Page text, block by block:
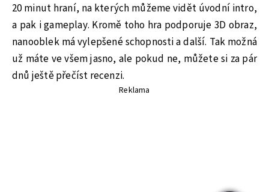
20 minut hraní, na kterých můžeme vidět úvodní intro,
a pak i gameplay. Kromě toho hra podporuje 3D obraz,
nanooblek má vylepšené schopnosti a další. Tak možná
už máte ve všem jasno, ale pokud ne, můžete si za pár
dnů ještě přečíst recenzi.
Reklama